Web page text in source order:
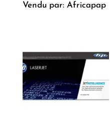
Vendu par: Africapap